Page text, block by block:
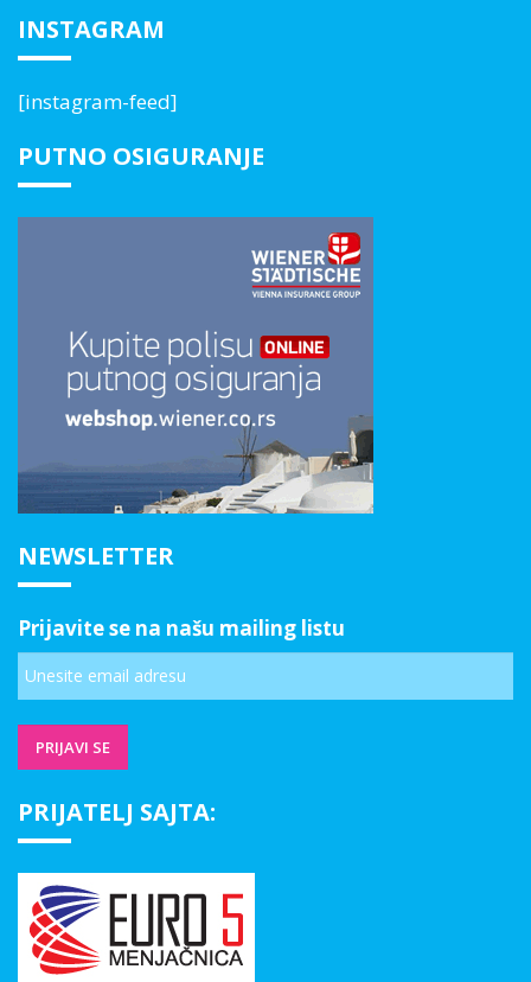
INSTAGRAM
[instagram-feed]
PUTNO OSIGURANJE
NEWSLETTER
Prijavite se na našu mailing listu
PRIJATELJ SAJTA: